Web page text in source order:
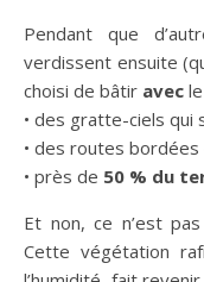
Pendant que
verdissent ensuite
choisi de bâtir avec
• des gratte-ciels qui
• des routes bordées
• près de 50 % du
Et non, ce n’est
Cette végétation